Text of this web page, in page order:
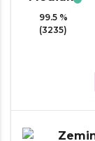
99.5 %
(3235)